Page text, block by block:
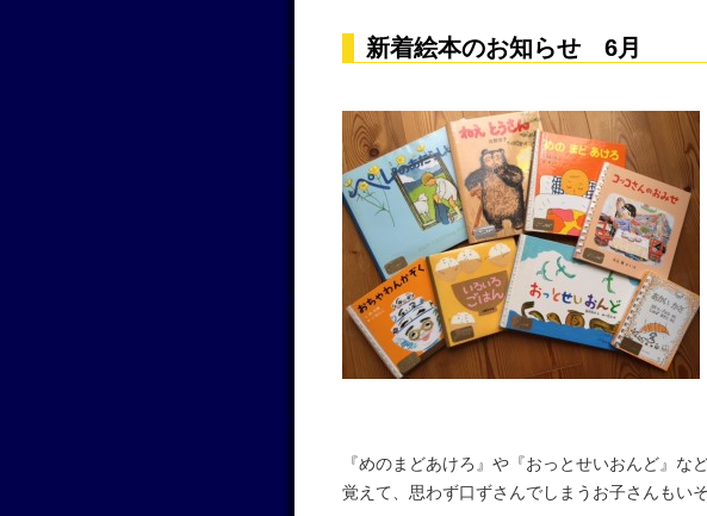
新着絵本のお知らせ 6月
『めのまどあけろ』や『おっとせいおんど』
覚えて、思わず口ずさんでしまうお子さんもい